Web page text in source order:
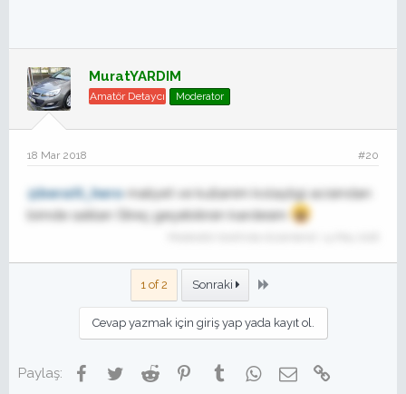
MuratYARDIM
Amatör Detaycı Moderator
18 Mar 2018 #20
@beratt_heromaliyet ve kullanim kolayligi acisindan
bimde satılan Streç geçebilirsin kardesim
1 of 2 Sonraki
Cevap yazmak için giriş yap yada kayıt ol.
Paylaş: Facebook
TwitterReddit PinterestTumblrWhatsApp
E-posta